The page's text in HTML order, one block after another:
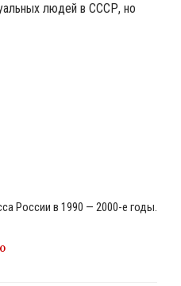
людей в СССР, но
России в 1990 — 2000-е годы.